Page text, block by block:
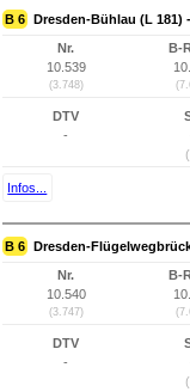
B 6 Dresden-Bühlau (L 181)
Nr.
10.539
(3.748)
B-
DTV
-
Infos...
B 6 Dresden-
Nr.
10.540
(3.747)
B-
DTV
-